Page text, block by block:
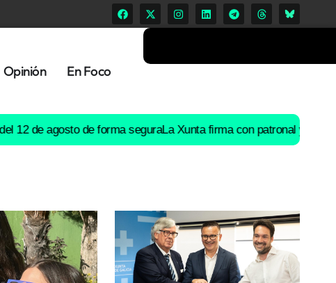
Opinión En Foco
agosto de forma seguraLa Xunta firma con patronal y UGT un